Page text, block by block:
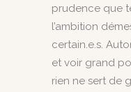
prudence que
l’ambition
certain.e.s.
et voir grand
rien ne sert de